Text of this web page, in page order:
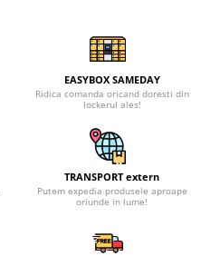
EASYBOX SAMEDAY
Ridica comanda oricand doresti din
lockerul ales!
TRANSPORT extern
Putem expedia produsele aproape
oriunde in lume!